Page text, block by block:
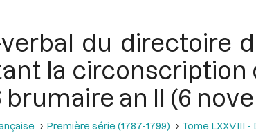
du directoire
la circonscription
brumaire an II (6
Première série (1787-1799)
Tome LXXVIII -